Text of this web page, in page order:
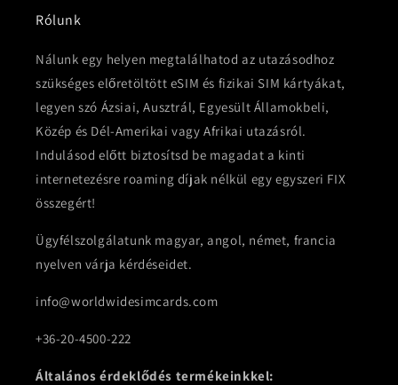
Rólunk
Nálunk egy helyen megtalálhatod az utazásodhoz
szükséges előretöltött eSIM és fizikai SIM kártyákat,
legyen szó Ázsiai, Ausztrál, Egyesült Államokbeli,
Közép és Dél-Amerikai vagy Afrikai utazásról.
Indulásod előtt biztosítsd be magadat a kinti
internetezésre roaming díjak nélkül egy egyszeri FIX
összegért!
Ügyfélszolgálatunk magyar, angol, német, francia
nyelven várja kérdéseidet.
info@worldwidesimcards.com
+36-20-4500-222
Általános érdeklődés termékeinkkel: